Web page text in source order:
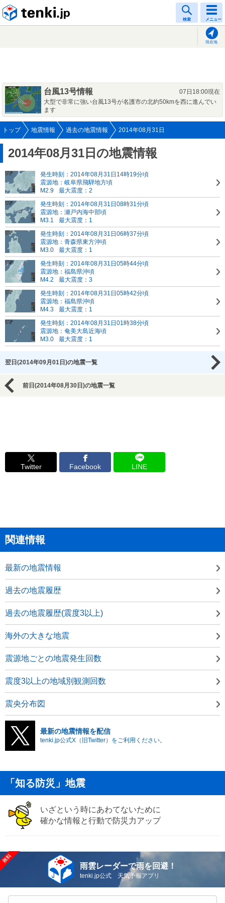
検索 メニュー
現在地
台風13号情報
07日18:00現在
大型で非常に強い台風13号が名護市の北約50kmを西に進んでい
ます
トップ 地震情報 過去の地震情報 2014年08月31日
2014年08月31日の地震情報
発生時刻：2014年08月31日14時19分頃
震源地：岐阜県飛騨地方頃
M2.9
最大震度：2
発生時刻：2014年08月31日08時31分頃
震源地：瀬戸内海中部頃
M3.1
最大震度：1
発生時刻：2014年08月31日06時37分頃
震源地：青森県東方沖頃
M3.0
最大震度：1
発生時刻：2014年08月31日05時44分頃
震源地：福島県沖頃
M4.2
最大震度：3
発生時刻：2014年08月31日05時42分頃
震源地：福島県沖頃
M4.3
最大震度：1
発生時刻：2014年08月31日01時38分頃
震源地：奄美大島近海頃
M3.0
最大震度：1
翌日(2014年09月01日)の地震一覧
前日(2014年08月30日)の地震一覧
Twitter Facebook LINE
関連情報
最新の地震情報
過去の地震履歴
過去の地震履歴(震度3以上)
海外の大きな地震
震源地ごとの地震発生回数
震度3以上の地域別観測回数
震央分布図
最新の地震情報を配信
tenki.jp公式X（旧Twitter）をご利用ください。
「知る防災」地震
いざという時にあわてないために
確かな情報と行動で防災力アップ
雨雲レーダーで雨を回避！
tenki.jp公式 天気予報アプリ